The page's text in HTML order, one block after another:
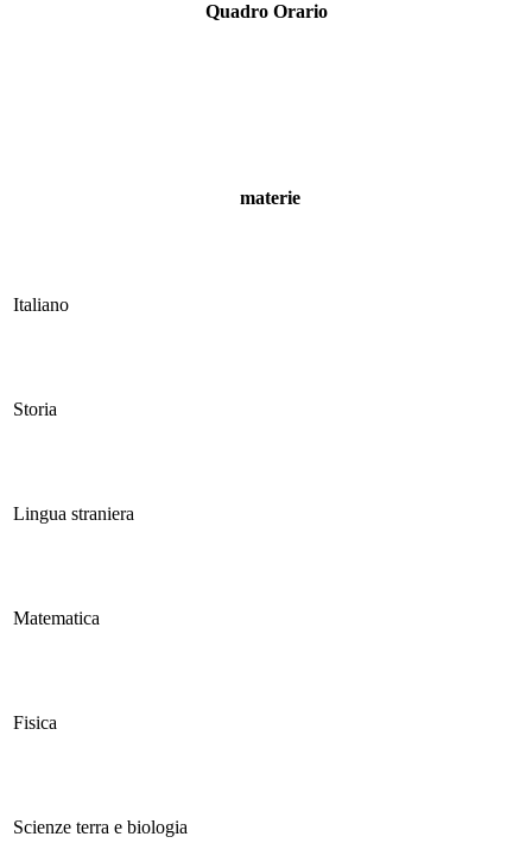
Quadro Orario
materie
Italiano
Storia
Lingua straniera
Matematica
Fisica
Scienze terra e biologia